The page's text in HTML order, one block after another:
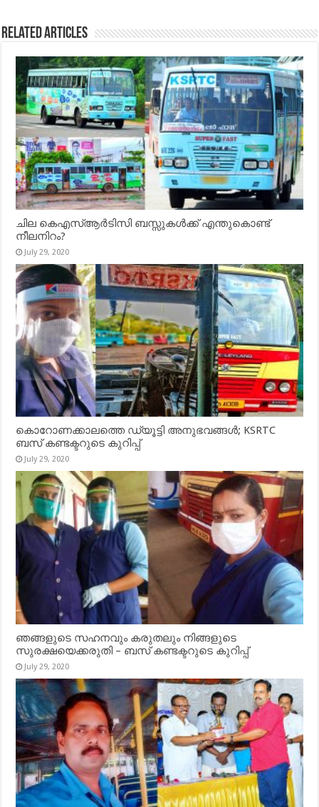
Related Articles
ചില കെഎസ്ആർടിസി ബസ്സുകൾക്ക് എന്തുകൊണ്ട്
നീലനിറം?
July 29, 2020
കൊറോണക്കാലത്തെ ഡ്യൂട്ടി അനുഭവങ്ങൾ; KSRTC
ബസ് കണ്ടക്ടറുടെ കുറിപ്പ്
July 29, 2020
ഞങ്ങളുടെ സഹനവും കരുതലും നിങ്ങളുടെ
സുരക്ഷയെക്കരുതി – ബസ് കണ്ടക്ടറുടെ കുറിപ്പ്
July 29, 2020